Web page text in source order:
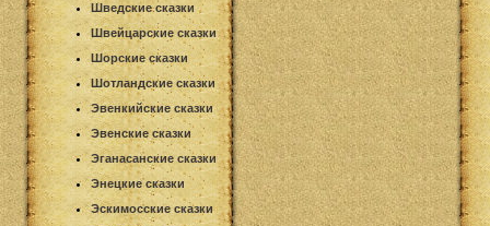
Шведские сказки
Швейцарские сказки
Шорские сказки
Шотландские сказки
Эвенкийские сказки
Эвенские сказки
Эганасанские сказки
Энецкие сказки
Эскимосские сказки